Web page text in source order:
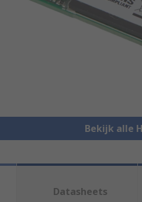
Bekijk alle
Datasheets